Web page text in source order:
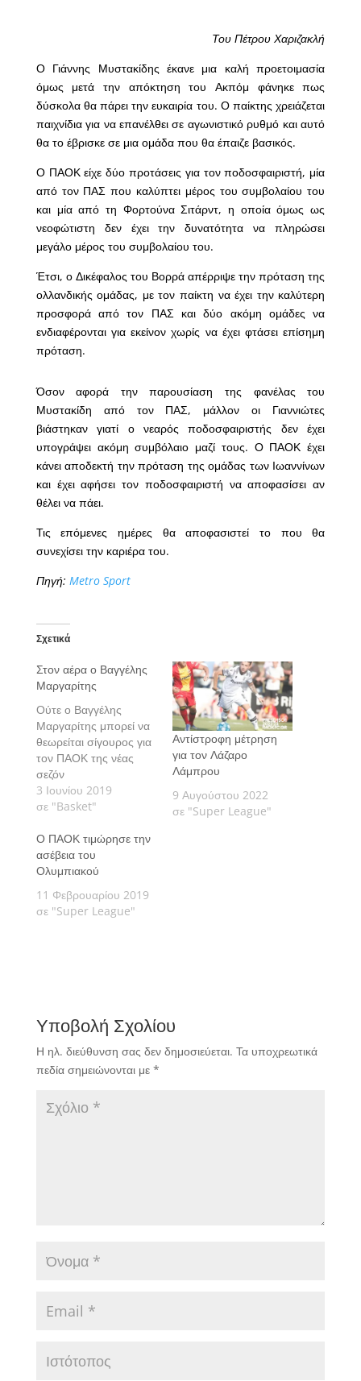
Του Πέτρου Χαριζακλή
Ο Γιάννης Μυστακίδης έκανε μια καλή προετοιμασία
όμως μετά την απόκτηση του Ακπόμ φάνηκε πως
δύσκολα θα πάρει την ευκαιρία του. Ο παίκτης χρειάζεται
παιχνίδια για να επανέλθει σε αγωνιστικό ρυθμό και αυτό
θα το έβρισκε σε μια ομάδα που θα έπαιζε βασικός.
Ο ΠΑΟΚ είχε δύο προτάσεις για τον ποδοσφαιριστή, μία
από τον ΠΑΣ που καλύπτει μέρος του συμβολαίου του
και μία από τη Φορτούνα Σιτάρντ, η οποία όμως ως
νεοφώτιστη δεν έχει την δυνατότητα να πληρώσει
μεγάλο μέρος του συμβολαίου του.
Έτσι, ο Δικέφαλος του Βορρά απέρριψε την πρόταση της
ολλανδικής ομάδας, με τον παίκτη να έχει την καλύτερη
προσφορά από τον ΠΑΣ και δύο ακόμη ομάδες να
ενδιαφέρονται για εκείνον χωρίς να έχει φτάσει επίσημη
πρόταση.
Όσον αφορά την παρουσίαση της φανέλας του
Μυστακίδη από τον ΠΑΣ, μάλλον οι Γιαννιώτες
βιάστηκαν γιατί ο νεαρός ποδοσφαιριστής δεν έχει
υπογράψει ακόμη συμβόλαιο μαζί τους. Ο ΠΑΟΚ έχει
κάνει αποδεκτή την πρόταση της ομάδας των Ιωαννίνων
και έχει αφήσει τον ποδοσφαιριστή να αποφασίσει αν
θέλει να πάει.
Τις επόμενες ημέρες θα αποφασιστεί το που θα
συνεχίσει την καριέρα του.
Πηγή: Metro Sport
Σχετικά
Στον αέρα ο Βαγγέλης
Μαργαρίτης
Ούτε ο Βαγγέλης
Μαργαρίτης μπορεί να
θεωρείται σίγουρος για
τον ΠΑΟΚ της νέας
σεζόν
3 Ιουνίου 2019
σε "Basket"
Αντίστροφη μέτρηση
για τον Λάζαρο
Λάμπρου
9 Αυγούστου 2022
σε "Super League"
Ο ΠΑΟΚ τιμώρησε την
ασέβεια του
Ολυμπιακού
11 Φεβρουαρίου 2019
σε "Super League"
Υποβολή Σχολίου
Η ηλ. διεύθυνση σας δεν δημοσιεύεται. Τα υποχρεωτικά
πεδία σημειώνονται με *